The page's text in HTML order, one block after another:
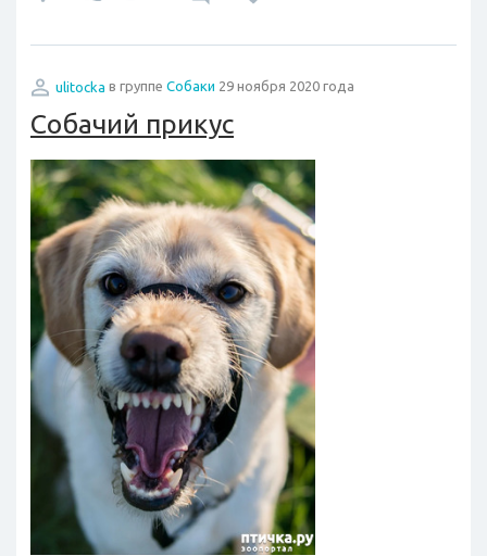
ulitocka в группе Собаки 29 ноября 2020 года
Собачий прикус